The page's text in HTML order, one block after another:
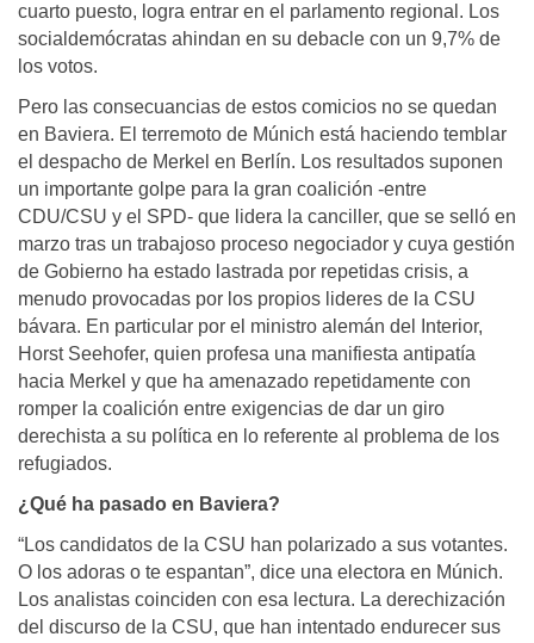
cuarto puesto, logra entrar en el parlamento regional. Los
socialdemócratas ahindan en su debacle con un 9,7% de
los votos.
Pero las consecuancias de estos comicios no se quedan
en Baviera. El terremoto de Múnich está haciendo temblar
el despacho de Merkel en Berlín. Los resultados suponen
un importante golpe para la gran coalición -entre
CDU/CSU y el SPD- que lidera la canciller, que se selló en
marzo tras un trabajoso proceso negociador y cuya gestión
de Gobierno ha estado lastrada por repetidas crisis, a
menudo provocadas por los propios lideres de la CSU
bávara. En particular por el ministro alemán del Interior,
Horst Seehofer, quien profesa una manifiesta antipatía
hacia Merkel y que ha amenazado repetidamente con
romper la coalición entre exigencias de dar un giro
derechista a su política en lo referente al problema de los
refugiados.
¿Qué ha pasado en Baviera?
“Los candidatos de la CSU han polarizado a sus votantes.
O los adoras o te espantan”, dice una electora en Múnich.
Los analistas coinciden con esa lectura. La derechización
del discurso de la CSU, que han intentado endurecer sus